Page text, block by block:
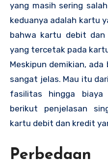
yang masih sering
keduanya adalah kartu
bahwa kartu debit dan
yang tercetak pada
Meskipun demikian,
sangat jelas. Mau itu
fasilitas hingga biaya
berikut penjelasan
kartu debit dan kredit